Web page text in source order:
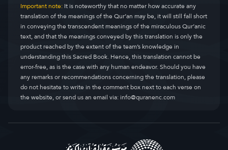
Important note:It is noteworthy that no matter how accurate any
translation of the meanings of the Qur’an may be, it will still fall short
in conveying the transcendent meanings of the miraculous Qur’anic
text, and that the meanings conveyed by this translation is only the
product reached by the extent of the team’s knowledge in
understanding this Sacred Book. Hence, this translation cannot be
error-free, as is the case with any human endeavor. Should you have
any remarks or recommendations concerning the translation, please
do not hesitate to write in the comment box next to each verse on
the website, or send us an email via:info@quranenc.com